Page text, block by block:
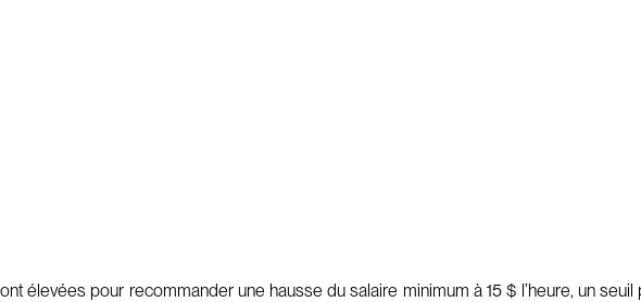
élevées pour recommander une hausse du salaire minimum à 15 $ l’heure, un